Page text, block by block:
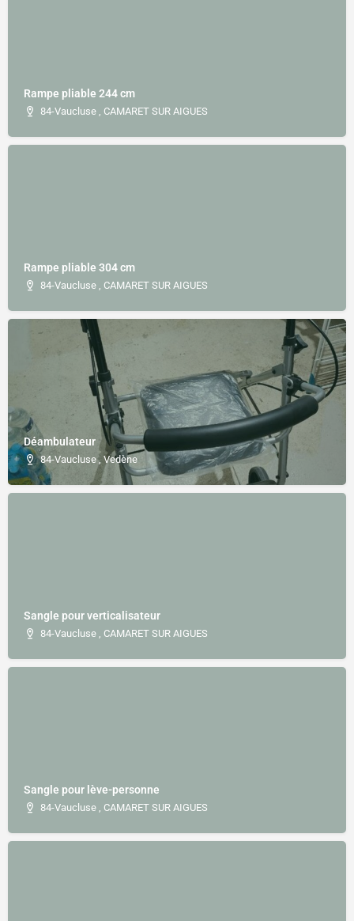
Rampe pliable 244 cm
84-Vaucluse , CAMARET SUR AIGUES
Rampe pliable 304 cm
84-Vaucluse , CAMARET SUR AIGUES
Déambulateur
84-Vaucluse , Vedène
Sangle pour verticalisateur
84-Vaucluse , CAMARET SUR AIGUES
Sangle pour lève-personne
84-Vaucluse , CAMARET SUR AIGUES